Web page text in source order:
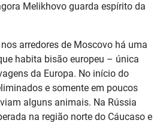
Melikhovo guarda espírito da
arredores de Moscovo há uma
habita bisão europeu – única
da Europa. No início do
e somente em poucos
alguns animais. Na Rússia
na região norte do Cáucaso e